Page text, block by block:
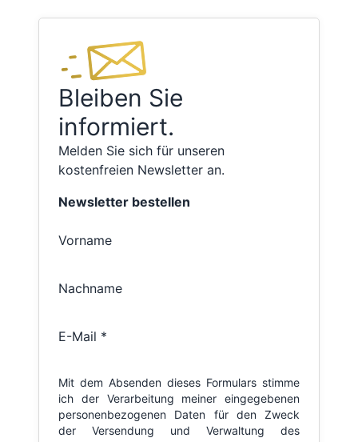
Bleiben Sie
informiert.
Melden Sie sich für unseren
kostenfreien Newsletter an.